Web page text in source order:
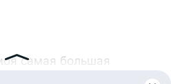
самая большая